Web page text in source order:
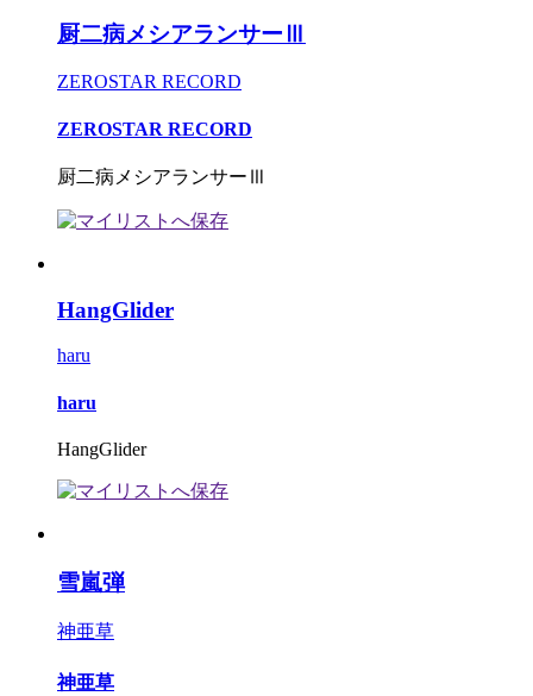
厨二病メシアランサーⅢ
ZEROSTAR RECORD
ZEROSTAR RECORD
厨二病メシアランサーⅢ
HangGlider
haru
haru
HangGlider
雪嵐弾
神亜草
神亜草